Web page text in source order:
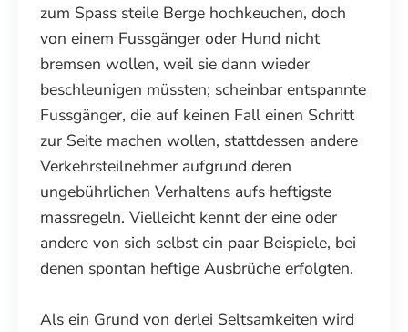
zum Spass steile Berge hochkeuchen, doch
von einem Fussgänger oder Hund nicht
bremsen wollen, weil sie dann wieder
beschleunigen müssten; scheinbar entspannte
Fussgänger, die auf keinen Fall einen Schritt
zur Seite machen wollen, stattdessen andere
Verkehrsteilnehmer aufgrund deren
ungebührlichen Verhaltens aufs heftigste
massregeln. Vielleicht kennt der eine oder
andere von sich selbst ein paar Beispiele, bei
denen spontan heftige Ausbrüche erfolgten.
Als ein Grund von derlei Seltsamkeiten wird